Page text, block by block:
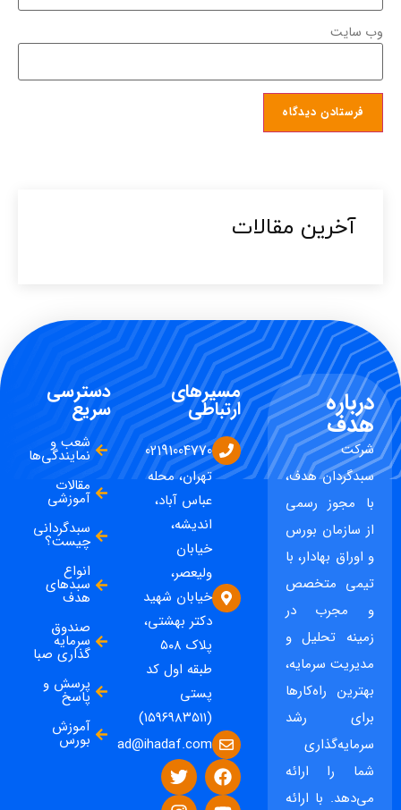
وب‌ سایت
آخرین مقالات​
درباره
هدف
شرکت
سبدگردان هدف،
با مجوز رسمی
از سازمان بورس
و اوراق بهادار، با
تیمی متخصص
و مجرب در
زمینه تحلیل و
مدیریت سرمایه،
بهترین راه‌کارها
برای رشد
سرمایه‌گذاری
شما را ارائه
می‌دهد. با ارائه
مسیرهای
ارتباطی
02191004770
تهران، محله
عباس آباد،
اندیشه،
خیابان
ولیعصر،
خیابان شهید
دکتر بهشتی،
پلاک ۵۰۸
طبقه اول کد
پستی
(۱۵۹۶۹۸۳۵۱۱)
ad@ihadaf.com
دسترسی
سریع
شعب و
نمایندگی‌ها
مقالات
آموزشی
سبدگردانی
چیست؟
انواع
سبدهای
هدف
صندوق
سرمایه
گذاری صبا
پرسش و
پاسخ
آموزش
بورس